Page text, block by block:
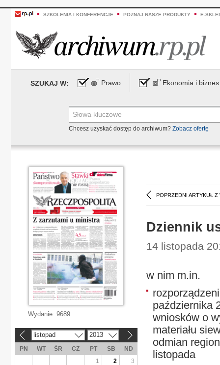
SZKOLENIA I KONFERENCJE POZNAJ NASZE PRODUKTY E-
SZUKAJ W: Prawo Ekonomia i biznes
Chcesz uzyskać dostęp do archiwum? Zobacz ofertę
POPRZEDNI ARTYKUŁ Z
Dziennik
14 listopada
w nim m.in.
października
wniosków o
materiału
odmian
listopada
Wydanie: 9689
listopad 2013
PN WT ŚR CZ PT SB
ND
1
2
3